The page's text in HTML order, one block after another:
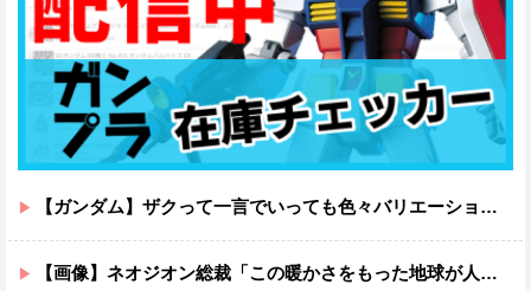
【ガンダム】ザクって一言でいっても色々バリエーションがあるよね
【画像】ネオジオン総裁「この暖かさをもった地球が人間さえ破壊するんだ（汗だく）」